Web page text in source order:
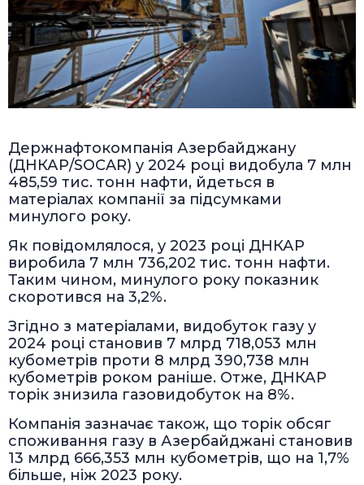
Держнафтокомпанія Азербайджану
(ДНКАР/SOCAR) у 2024 році видобула 7 млн
485,59 тис. тонн нафти, йдеться в
матеріалах компанії за підсумками
минулого року.
Як повідомлялося, у 2023 році ДНКАР
виробила 7 млн 736,202 тис. тонн нафти.
Таким чином, минулого року показник
скоротився на 3,2%.
Згідно з матеріалами, видобуток газу у
2024 році становив 7 млрд 718,053 млн
кубометрів проти 8 млрд 390,738 млн
кубометрів роком раніше. Отже, ДНКАР
торік знизила газовидобуток на 8%.
Компанія зазначає також, що торік обсяг
споживання газу в Азербайджані становив
13 млрд 666,353 млн кубометрів, що на 1,7%
більше, ніж 2023 року.